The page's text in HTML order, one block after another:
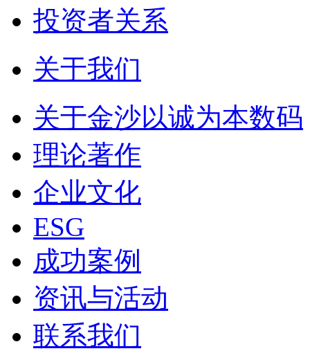
投资者关系
关于我们
关于金沙以诚为本数码
理论著作
企业文化
ESG
成功案例
资讯与活动
联系我们